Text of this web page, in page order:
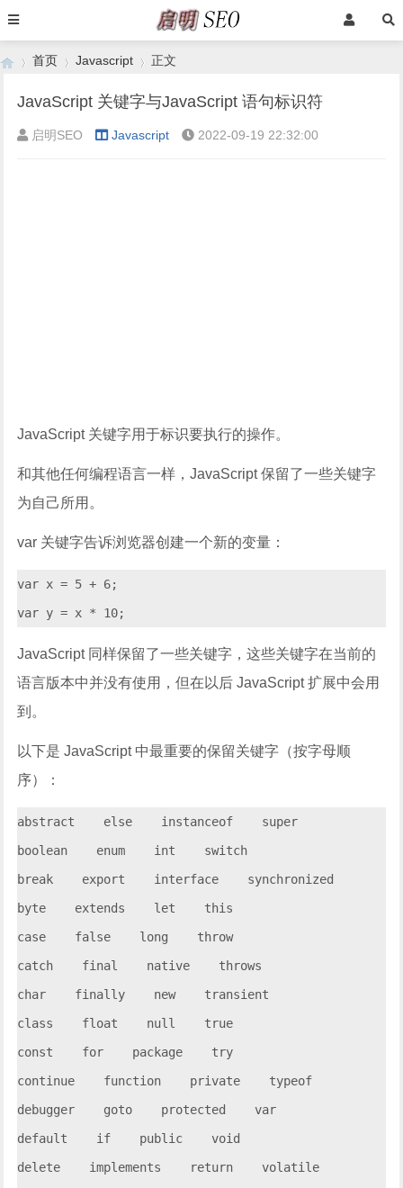
›
首页
›
Javascript
›
正文
JavaScript 关键字与JavaScript 语句标识符
启明SEO Javascript 2022-09-19 22:32:00
JavaScript 关键字用于标识要执行的操作。
和其他任何编程语言一样，JavaScript 保留了一些关键字
为自己所用。
var 关键字告诉浏览器创建一个新的变量：
var x = 5 + 6;
var y = x * 10;
JavaScript 同样保留了一些关键字，这些关键字在当前的
语言版本中并没有使用，但在以后 JavaScript 扩展中会用
到。
以下是 JavaScript 中最重要的保留关键字（按字母顺
序）：
abstract    else    instanceof    super
boolean    enum    int    switch
break    export    interface    synchronized
byte    extends    let    this
case    false    long    throw
catch    final    native    throws
char    finally    new    transient
class    float    null    true
const    for    package    try
continue    function    private    typeof
debugger    goto    protected    var
default    if    public    void
delete    implements    return    volatile